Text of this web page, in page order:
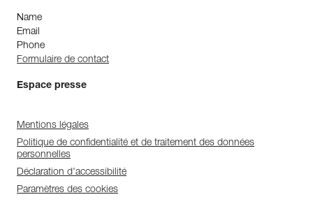
Name
Email
Phone
Formulaire de contact
Espace presse
Mentions légales
Politique de confidentialité et de traitement des données
personnelles
Déclaration d'accessibilité
Paramètres des cookies